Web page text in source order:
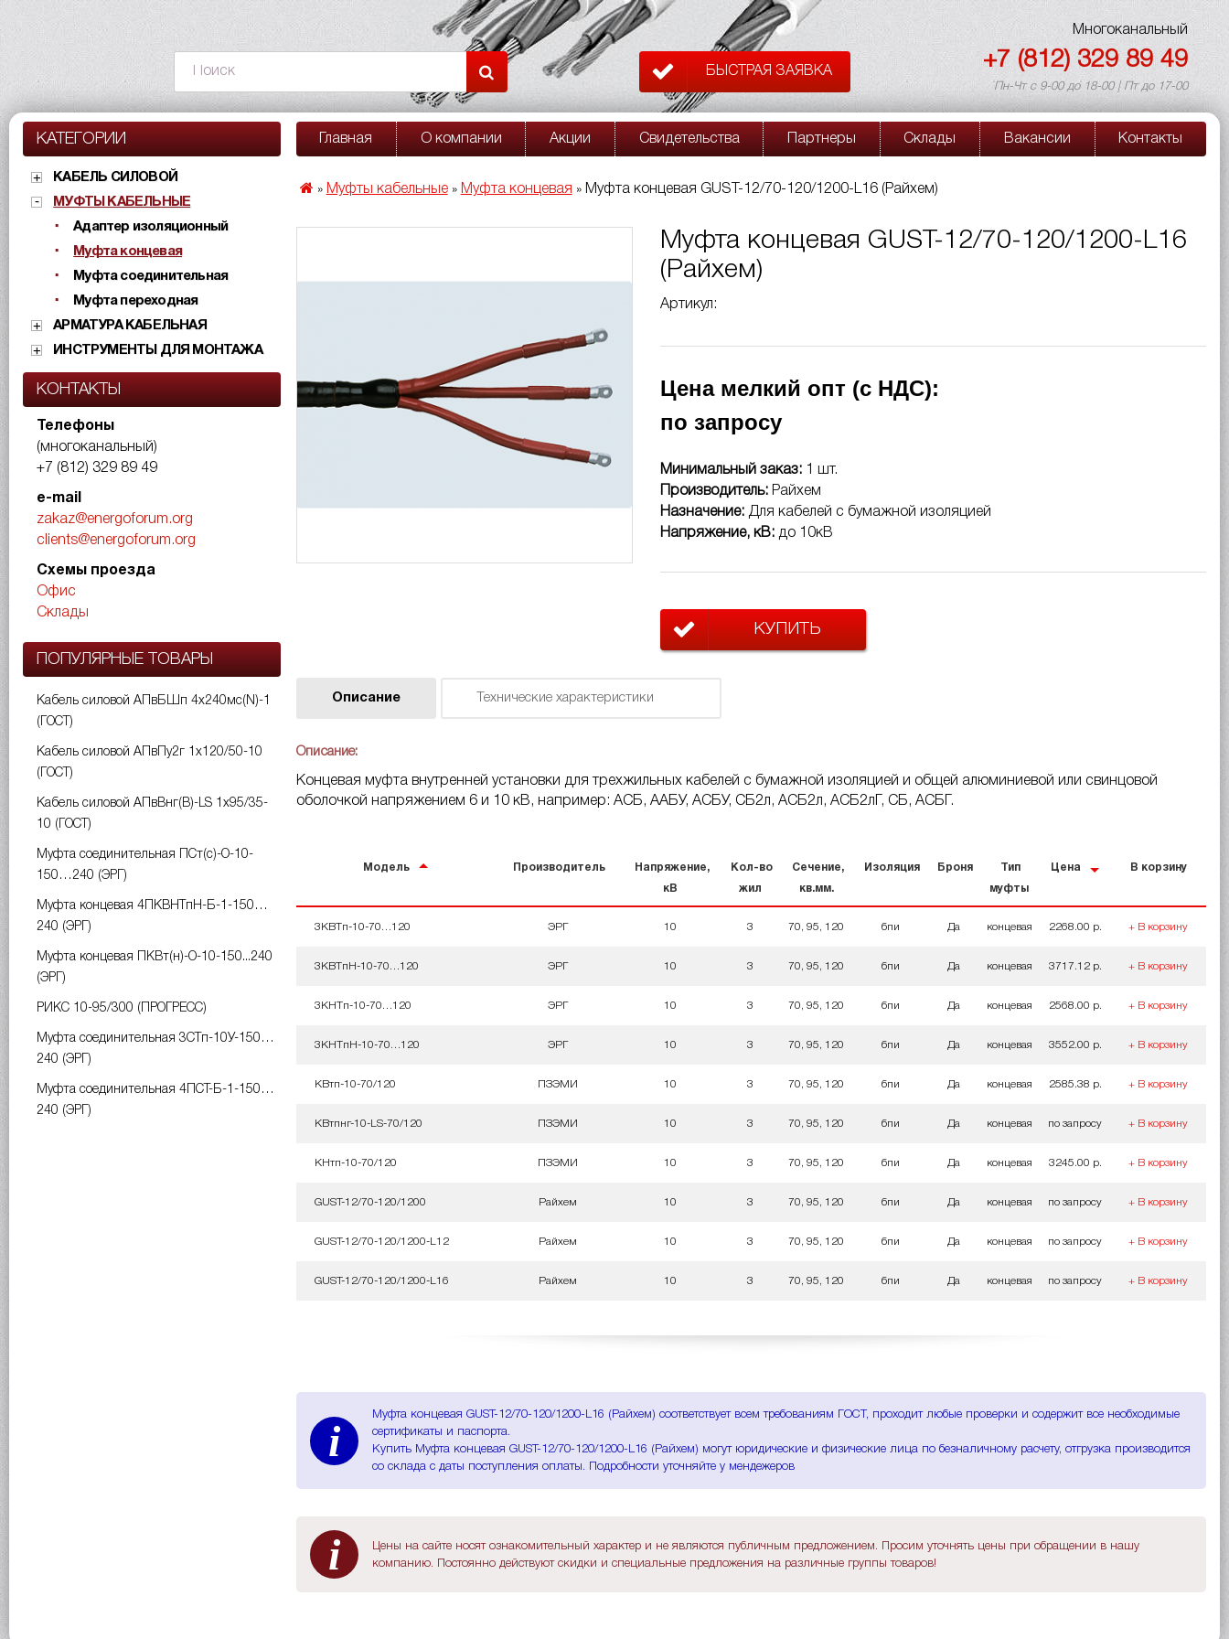
БЫСТРАЯ ЗАЯВКА
Многоканальный
+7 (812) 329 89 49
Пн-Чт с 9-00 до 18-00 | Пт до 17-00
КАТЕГОРИИ
КАБЕЛЬ СИЛОВОЙ
МУФТЫ КАБЕЛЬНЫЕ
Адаптер изоляционный
Муфта концевая
Муфта соединительная
Муфта переходная
АРМАТУРА КАБЕЛЬНАЯ
ИНСТРУМЕНТЫ ДЛЯ МОНТАЖА
КОНТАКТЫ
Телефоны
(многоканальный)
+7 (812) 329 89 49
e-mail
zakaz@energoforum.org
clients@energoforum.org
Схемы проезда
Офис
Склады
ПОПУЛЯРНЫЕ ТОВАРЫ
Кабель силовой АПвБШп 4х240мс(N)-1
(ГОСТ)
Кабель силовой АПвПу2г 1х120/50-10
(ГОСТ)
Кабель силовой АПвВнг(B)-LS 1х95/35-
10 (ГОСТ)
Муфта соединительная ПСт(с)-О-10-
150…240 (ЭРГ)
Муфта концевая 4ПКВНТпН-Б-1-150…
240 (ЭРГ)
Муфта концевая ПКВт(н)-О-10-150...240
(ЭРГ)
РИКС 10-95/300 (ПРОГРЕСС)
Муфта соединительная 3СТп-10У-150…
240 (ЭРГ)
Муфта соединительная 4ПСТ-Б-1-150…
240 (ЭРГ)
Главная О компании Акции Свидетельства Партнеры Склады Вакансии Контакты
» Муфты кабельные» Муфта концевая » Муфта концевая GUST-12/70-120/1200-L16 (Райхем)
Муфта концевая GUST-12/70-120/1200-L16
(Райхем)
Артикул:
Цена мелкий опт (с НДС):
по запросу
Минимальный заказ: 1 шт.
Производитель: Райхем
Назначение: Для кабелей с бумажной изоляцией
Напряжение, кВ: до 10кВ
КУПИТЬ
Описание Технические характеристики
Описание:
Концевая муфта внутренней установки для трехжильных кабелей с бумажной изоляцией и общей алюминиевой или свинцовой
оболочкой напряжением 6 и 10 кВ, например: АСБ, ААБУ, АСБУ, СБ2л, АСБ2л, АСБ2лГ, СБ, АСБГ.
Модель Производитель Напряжение,
кВ
Кол-во
жил
Сечение,
кв.мм.
Изоляция Броня Тип
муфты
Цена В корзину
3КВТп-10-70…120 ЭРГ 10 3 70, 95, 120 бпи Да концевая 2268.00 р. + В корзину
3КВТпН-10-70…120 ЭРГ 10 3 70, 95, 120 бпи Да концевая 3717.12 р. + В корзину
3КНТп-10-70…120 ЭРГ 10 3 70, 95, 120 бпи Да концевая 2568.00 р. + В корзину
3КНТпН-10-70…120 ЭРГ 10 3 70, 95, 120 бпи Да концевая 3552.00 р. + В корзину
КВтп-10-70/120 ПЗЭМИ 10 3 70, 95, 120 бпи Да концевая 2585.38 р. + В корзину
КВтпнг-10-LS-70/120 ПЗЭМИ 10 3 70, 95, 120 бпи Да концевая по запросу + В корзину
КНтп-10-70/120 ПЗЭМИ 10 3 70, 95, 120 бпи Да концевая 3245.00 р. + В корзину
GUST-12/70-120/1200 Райхем 10 3 70, 95, 120 бпи Да концевая по запросу + В корзину
GUST-12/70-120/1200-L12 Райхем 10 3 70, 95, 120 бпи Да концевая по запросу + В корзину
GUST-12/70-120/1200-L16 Райхем 10 3 70, 95, 120 бпи Да концевая по запросу + В корзину
i
Муфта концевая GUST-12/70-120/1200-L16 (Райхем) соответствует всем требованиям ГОСТ, проходит любые проверки и содержит все необходимые
сертификаты и паспорта.
Купить Муфта концевая GUST-12/70-120/1200-L16 (Райхем) могут юридические и физические лица по безналичному расчету, отгрузка производится
со склада с даты поступления оплаты. Подробности уточняйте у мендежеров
i
Цены на сайте носят ознакомительный характер и не являются публичным предложением. Просим уточнять цены при обращении в нашу
компанию. Постоянно действуют скидки и специальные предложения на различные группы товаров!